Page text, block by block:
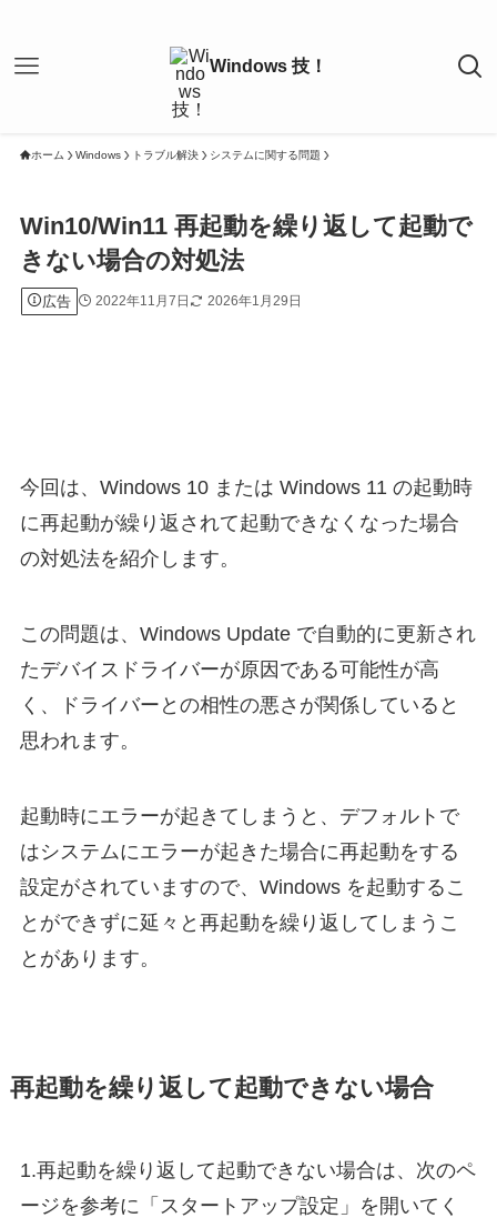
ホーム Windows トラブル解決 システムに関する問題
Win10/Win11 再起動を繰り返して起動で
きない場合の対処法
広告 2022年11月7日 2026年1月29日
今回は、Windows 10 または Windows 11 の起動時
に再起動が繰り返されて起動できなくなった場合
の対処法を紹介します。
この問題は、Windows Update で自動的に更新され
たデバイスドライバーが原因である可能性が高
く、ドライバーとの相性の悪さが関係していると
思われます。
起動時にエラーが起きてしまうと、デフォルトで
はシステムにエラーが起きた場合に再起動をする
設定がされていますので、Windows を起動するこ
とができずに延々と再起動を繰り返してしまうこ
とがあります。
再起動を繰り返して起動できない場合
1.再起動を繰り返して起動できない場合は、次のペ
ージを参考に「スタートアップ設定」を開いてく